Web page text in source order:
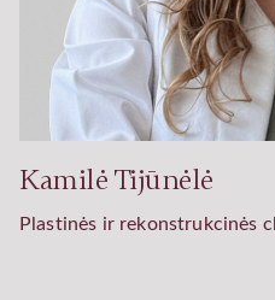
Kamilė Tijūnėlė
Plastinės ir rekonstrukcinės